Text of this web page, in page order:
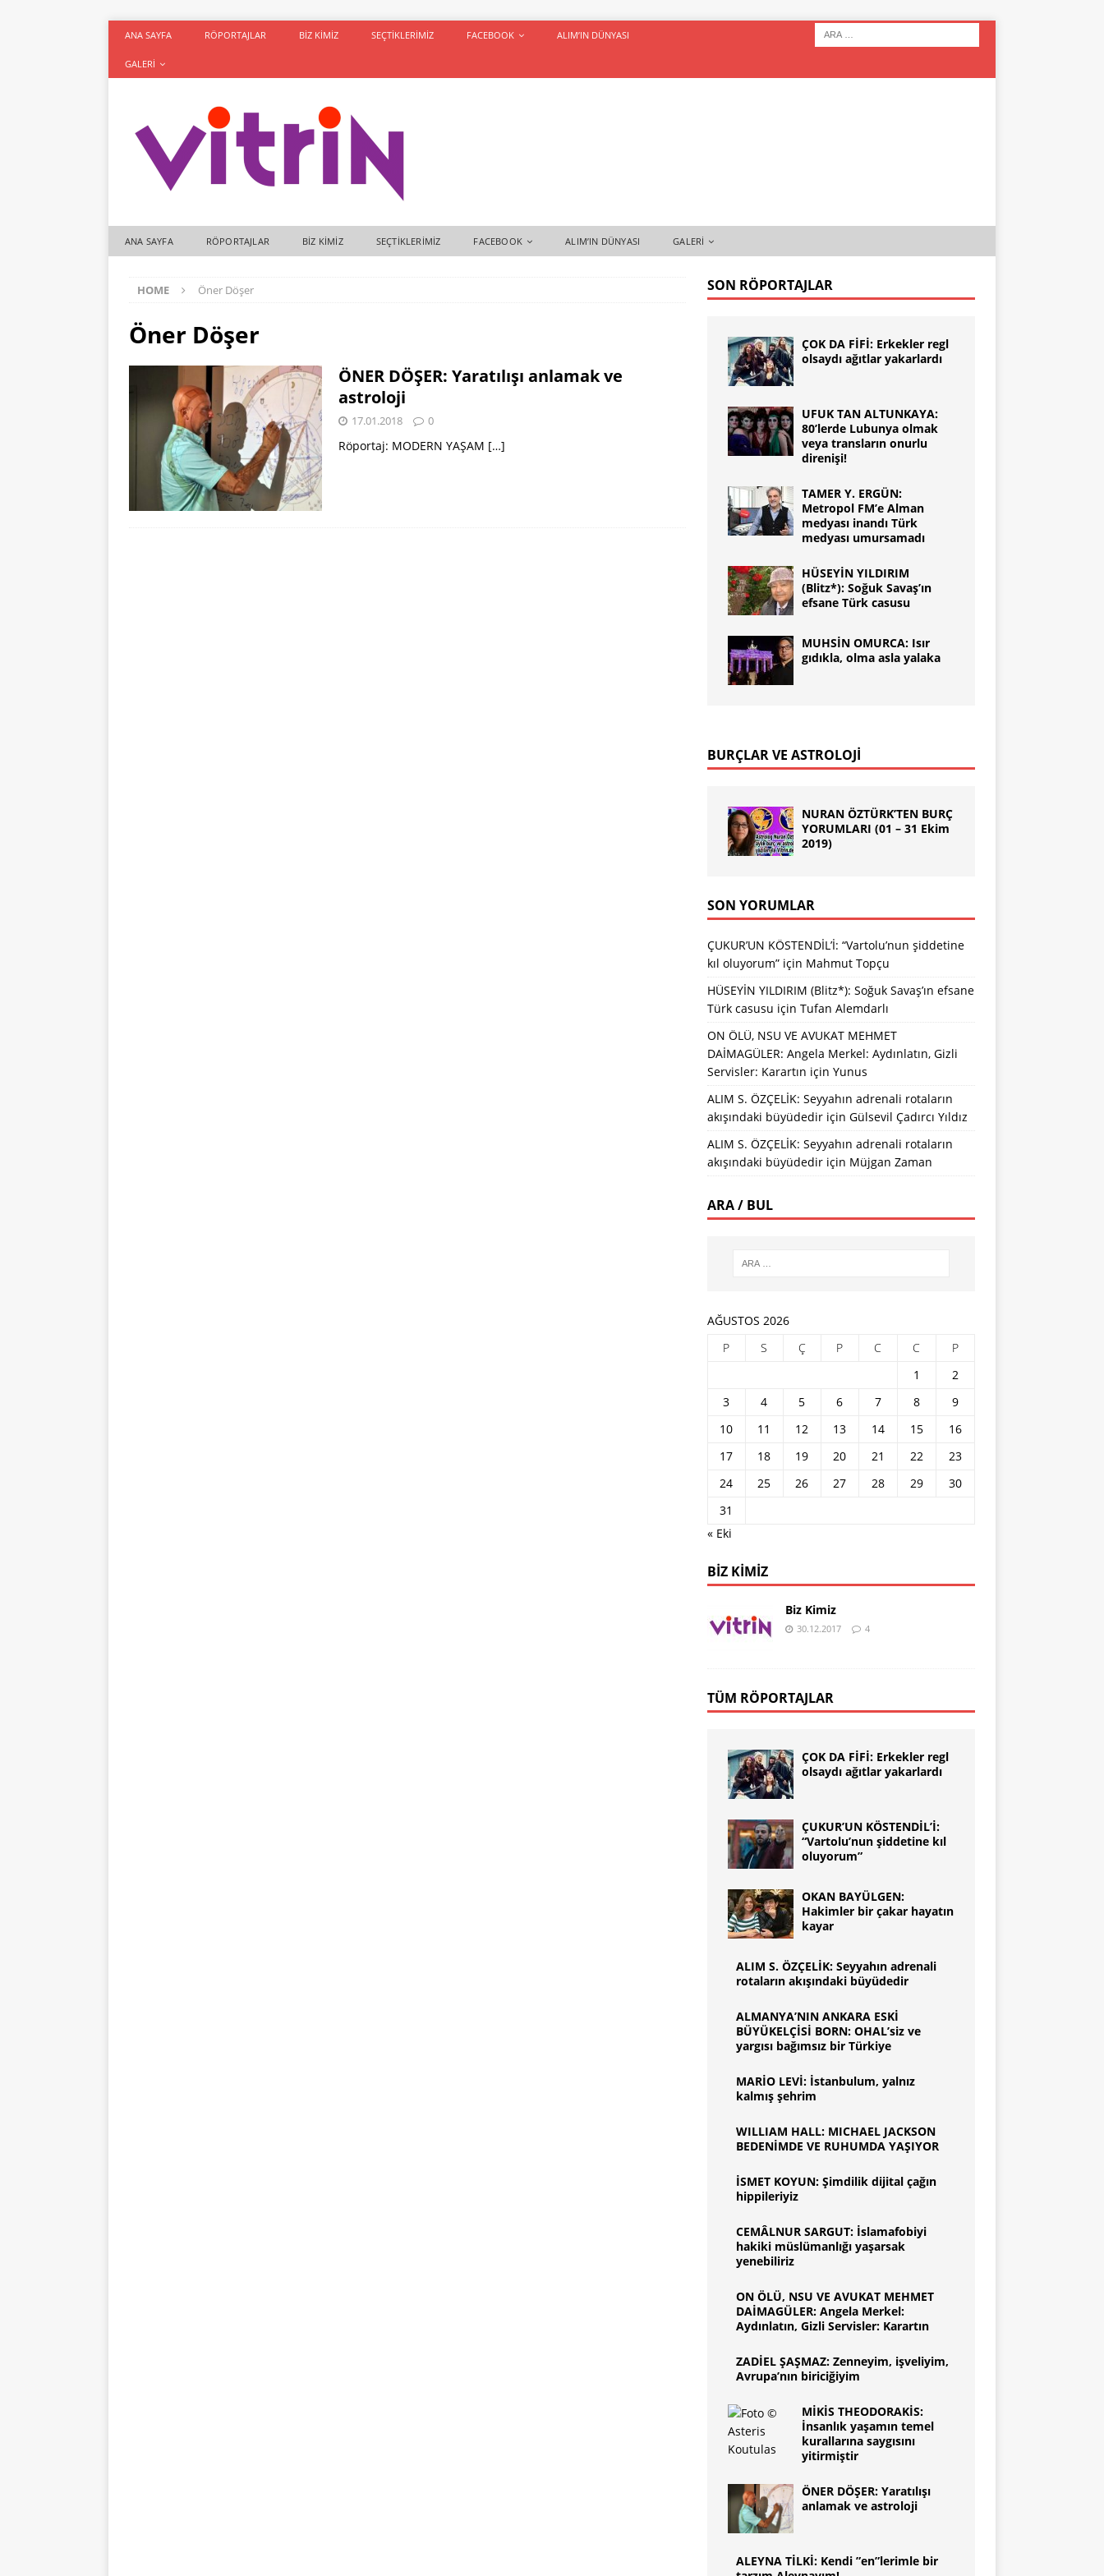
ANA SAYFA RÖPORTAJLAR BIZ KIMIZ SEÇTIKLERIMIZ FACEBOOK ALIM’IN DÜNYASI
GALERI
ANA SAYFA RÖPORTAJLAR BIZ KIMIZ SEÇTIKLERIMIZ FACEBOOK ALIM’IN DÜNYASI GALERI
HOME Öner Döşer
Öner Döşer
ÖNER DÖŞER: Yaratılışı anlamak ve
astroloji
17.01.2018 0
Röportaj: MODERN YAŞAM […]
SON RÖPORTAJLAR
ÇOK DA FİFİ: Erkekler regl
olsaydı ağıtlar yakarlardı
UFUK TAN ALTUNKAYA:
80’lerde Lubunya olmak
veya transların onurlu
direnişi!
TAMER Y. ERGÜN:
Metropol FM’e Alman
medyası inandı Türk
medyası umursamadı
HÜSEYİN YILDIRIM
(Blitz*): Soğuk Savaş’ın
efsane Türk casusu
MUHSİN OMURCA: Isır
gıdıkla, olma asla yalaka
BURÇLAR VE ASTROLOJİ
NURAN ÖZTÜRK’TEN BURÇ
YORUMLARI (01 – 31 Ekim
2019)
SON YORUMLAR
ÇUKUR’UN KÖSTENDİL’İ: “Vartolu’nun şiddetine
kıl oluyorum”için Mahmut Topçu
HÜSEYİN YILDIRIM (Blitz*): Soğuk Savaş’ın efsane
Türk casusu için Tufan Alemdarlı
ON ÖLÜ, NSU VE AVUKAT MEHMET
DAİMAGÜLER: Angela Merkel: Aydınlatın, Gizli
Servisler: Karartın için Yunus
ALIM S. ÖZÇELİK: Seyyahın adrenali rotaların
akışındaki büyüdediriçin Gülsevil Çadırcı Yıldız
ALIM S. ÖZÇELİK: Seyyahın adrenali rotaların
akışındaki büyüdediriçin Müjgan Zaman
ARA / BUL
AĞUSTOS 2026
P
S Ç P C C
P
1
2
3
4 5 6 7 8
9
10
11 12 13 14 15
16
17
18 19 20 21 22
23
24
25 26 27 28 29
30
31
« Eki
BIZ KIMIZ
Biz Kimiz
30.12.2017 4
TÜM RÖPORTAJLAR
ÇOK DA FİFİ: Erkekler regl
olsaydı ağıtlar yakarlardı
ÇUKUR’UN KÖSTENDİL’İ:
“Vartolu’nun şiddetine kıl
oluyorum”
OKAN BAYÜLGEN:
Hakimler bir çakar hayatın
kayar
ALIM S. ÖZÇELİK: Seyyahın adrenali
rotaların akışındaki büyüdedir
ALMANYA’NIN ANKARA ESKİ
BÜYÜKELÇİSİ BORN: OHAL’siz ve
yargısı bağımsız bir Türkiye
MARİO LEVİ: İstanbulum, yalnız
kalmış şehrim
WILLIAM HALL: MICHAEL JACKSON
BEDENİMDE VE RUHUMDA YAŞIYOR
İSMET KOYUN: Şimdilik dijital çağın
hippileriyiz
CEMÂLNUR SARGUT: İslamafobiyi
hakiki müslümanlığı yaşarsak
yenebiliriz
ON ÖLÜ, NSU VE AVUKAT MEHMET
DAİMAGÜLER: Angela Merkel:
Aydınlatın, Gizli Servisler: Karartın
ZADİEL ŞAŞMAZ: Zenneyim, işveliyim,
Avrupa’nın biriciğiyim
MİKİS THEODORAKİS:
İnsanlık yaşamın temel
kurallarına saygısını
yitirmiştir
ÖNER DÖŞER: Yaratılışı
anlamak ve astroloji
ALEYNA TİLKİ: Kendi ”en”lerimle bir